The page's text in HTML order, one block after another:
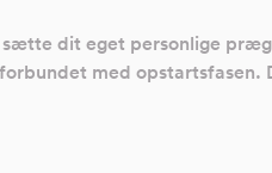
dit eget personlige
med opstartsfasen.